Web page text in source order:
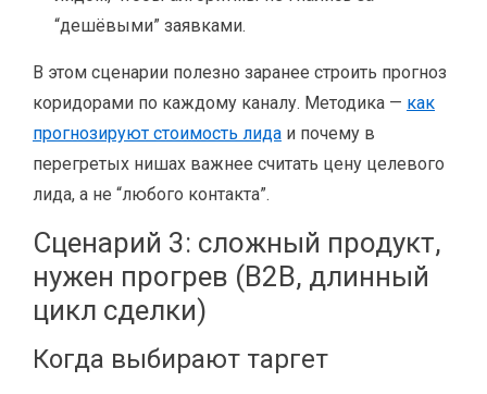
“дешёвыми” заявками.
В этом сценарии полезно заранее строить прогноз
коридорами по каждому каналу. Методика — как
прогнозируют стоимость лида и почему в
перегретых нишах важнее считать цену целевого
лида, а не “любого контакта”.
Сценарий 3: сложный продукт,
нужен прогрев (B2B, длинный
цикл сделки)
Когда выбирают таргет